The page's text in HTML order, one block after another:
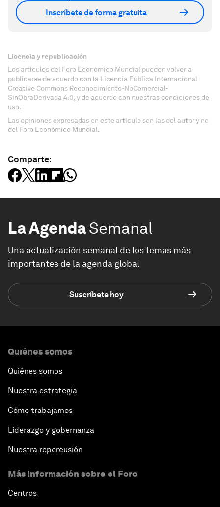
Inscríbete de forma gratuita
Licencia y republicación
Los artículos del Foro Económico Mundial pueden volver a
publicarse de acuerdo con la Licencia Pública Internacional
Creative Commons Reconocimiento-NoComercial-
SinObraDerivada 4.0, y de acuerdo con nuestras condiciones de
uso.
Las opiniones expresadas en este artículo son las del autor y no
del Foro Económico Mundial.
Comparte:
La AgendaSemanal
Una actualización semanal de los temas más
importantes de la agenda global
Suscríbete hoy
Quiénes somos
Quiénes somos
Nuestra estrategia
Cómo trabajamos
Liderazgo y gobernanza
Nuestra repercusión
Más información sobre el Foro
Centros